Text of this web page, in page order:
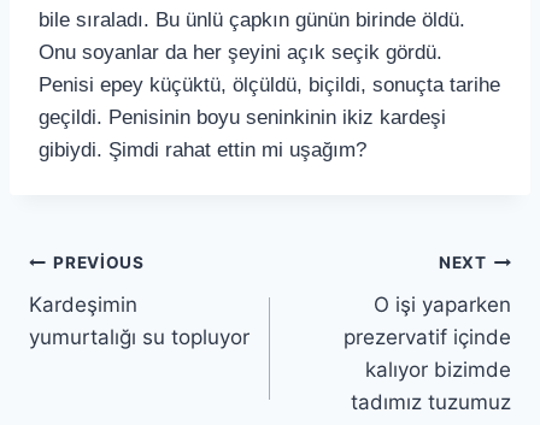
bile sıraladı. Bu ünlü çapkın günün birinde öldü.
Onu soyanlar da her şeyini açık seçik gördü.
Penisi epey küçüktü, ölçüldü, biçildi, sonuçta tarihe
geçildi. Penisinin boyu seninkinin ikiz kardeşi
gibiydi. Şimdi rahat ettin mi uşağım?
PREVIOUS
Kardeşimin
yumurtalığı su topluyor
NEXT
O işi yaparken
prezervatif içinde
kalıyor bizimde
tadımız tuzumuz